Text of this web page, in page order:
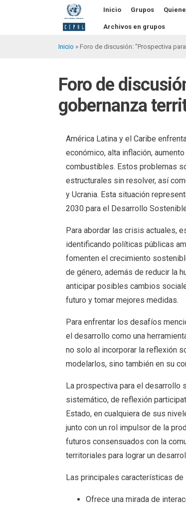
Inicio Grupos
Archivos en grupos
enlaces
de
ayuda
la
navegación
Inicio Foro de discusión: "Prospectiva
Foro de
gobernanza
América Latina y el Caribe
económico, alta inflación,
combustibles. Estos problemas
estructurales sin resolver, así
y Ucrania. Esta situación
2030 para el Desarrollo
Para abordar las crisis actuales,
identificando políticas públicas
fomenten el crecimiento
de género, además de reducir la
anticipar posibles cambios
futuro y tomar mejores medidas.
Para enfrentar los desafíos
el desarrollo como una
no solo al incorporar la reflexión
modelarlos, sino también en su
La prospectiva para el desarrollo
sistemático, de reflexión
Estado, en cualquiera de sus
junto con un rol impulsor de la
futuros consensuados con la
territoriales para lograr un
Las principales características
Ofrece una mirada de